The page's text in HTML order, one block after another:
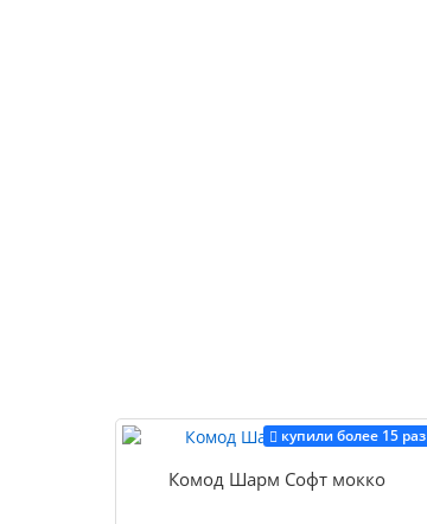
купили более 15 раз
Комод Шарм Софт мокко